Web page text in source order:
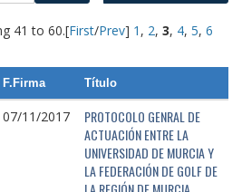
41 to 60.[First/Prev] 1 , 2, 3, 4, 5, 6
F.Firma Título
07/11/2017
PROTOCOLO GENRAL DE
ACTUACIÓN ENTRE LA
UNIVERSIDAD DE MURCIA Y
LA FEDERACIÓN DE GOLF DE